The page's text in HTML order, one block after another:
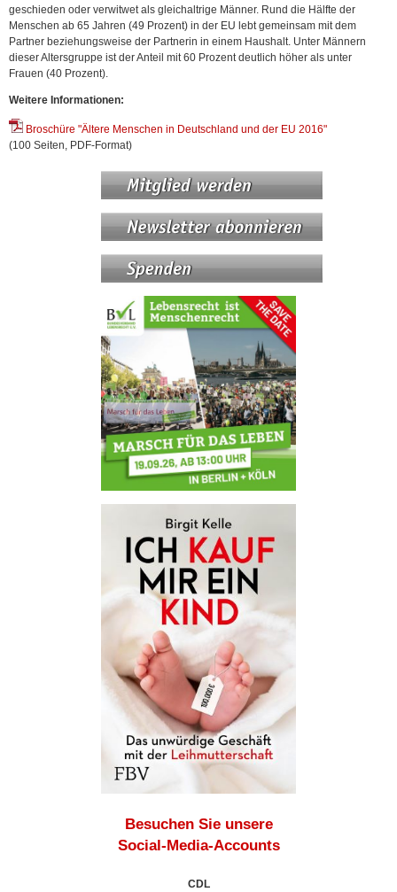
geschieden oder verwitwet als gleichaltrige Männer. Rund die Hälfte der
Menschen ab 65 Jahren (49 Prozent) in der EU lebt gemeinsam mit dem
Partner beziehungsweise der Partnerin in einem Haushalt. Unter Männern
dieser Altersgruppe ist der Anteil mit 60 Prozent deutlich höher als unter
Frauen (40 Prozent).
Weitere Informationen:
Broschüre "Ältere Menschen in Deutschland und der EU 2016"
(100 Seiten, PDF-Format)
Besuchen Sie unsere
Social-Media-Accounts
CDL